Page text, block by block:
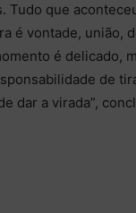
Tudo que
é vontade, união,
é delicado,
de
dar a virada”,